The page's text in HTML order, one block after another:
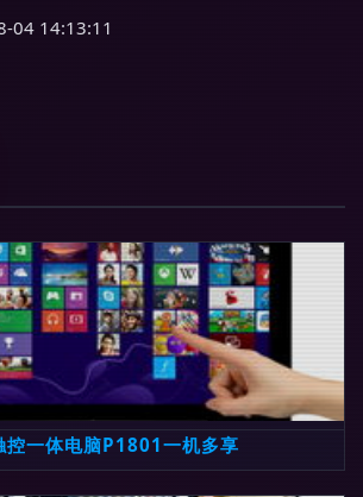
04 14:13:11
控一体电脑P1801一机多享